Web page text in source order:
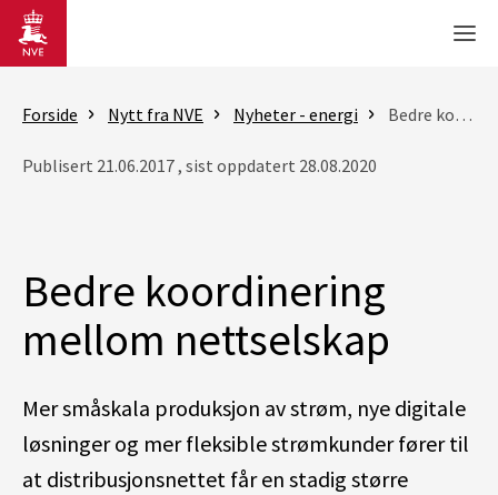
Gå til hovedinnhold
Forside Nytt fra NVE Nyheter - energi Bedre koordinering mellom nettselskap
Publisert 21.06.2017 , sist oppdatert 28.08.2020
Bedre koordinering
mellom nettselskap
Mer småskala produksjon av strøm, nye digitale
løsninger og mer fleksible strømkunder fører til
at distribusjonsnettet får en stadig større